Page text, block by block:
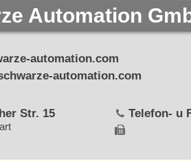
Automation
automation.com
automation.com
Str. 15 Telefon- u